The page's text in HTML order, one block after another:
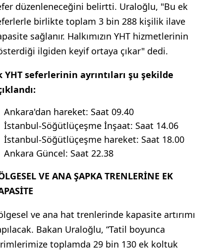
düzenleneceğini belirtti. Uraloğlu, "Bu ek
birlikte toplam 3 bin 288 kişilik ilave
sağlanır. Halkımızın YHT hizmetlerinin
ilgiden keyif ortaya çıkar" dedi.
YHT seferlerinin ayrıntıları şu şekilde
Ankara'dan hareket: Saat 09.40
İstanbul-Söğütlüçeşme İnşaat: Saat 14.06
İstanbul-Söğütlüçeşme hareket: Saat 18.00
Ankara Güncel: Saat 22.38
VE ​​ANA ŞAPKA TRENLERİNE EK
ve ana hat trenlerinde kapasite artırımı
Bakan Uraloğlu, “Tatil boyunca
toplamda 29 bin 130 ek koltuk